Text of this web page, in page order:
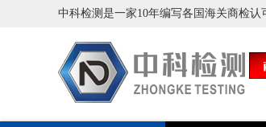
中科检测是一家10年编写各国海关商检认